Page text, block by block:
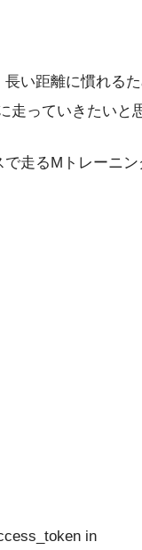
い距離に慣れる
っていきたいと
走るMトレーニ
in